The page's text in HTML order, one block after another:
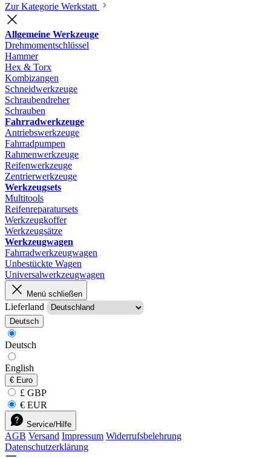
Zur Kategorie Werkstatt
Allgemeine Werkzeuge
Drehmomentschlüssel
Hammer
Hex & Torx
Kombizangen
Schneidwerkzeuge
Schraubendreher
Schrauben
Fahrradwerkzeuge
Antriebswerkzeuge
Fahrradpumpen
Rahmenwerkzeuge
Reifenwerkzeuge
Zentrierwerkzeuge
Werkzeugsets
Multitools
Reifenreparatursets
Werkzeugkoffer
Werkzeugsätze
Werkzeugwagen
Fahrradwerkzeugwagen
Unbestückte Wagen
Universalwerkzeugwagen
Menü schließen
Lieferland
Deutsch
Deutsch
English
€ Euro
£ GBP
€ EUR
Service/Hilfe
AGB Versand Impressum Widerrufsbelehrung
Datenschutzerklärung